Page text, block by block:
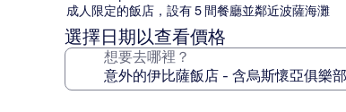
級
住
宿
成人限定的飯店，設有 5 間餐廳並鄰近波薩海灘
選擇日期以查看價格
想要去哪裡？